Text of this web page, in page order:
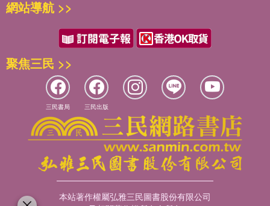
網站導航 >>
聚焦三民 >>
三民書局 三民出版
本站著作權屬弘雅三民圖書股份有限公司